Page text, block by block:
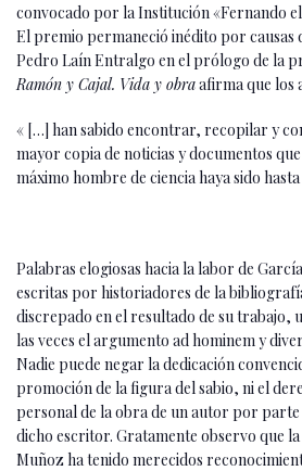
convocado por la Institución «Fernando
El premio permaneció inédito por causas
Pedro Laín Entralgo en el prólogo de la
Ramón y Cajal. Vida y obraafirma que los
« […] han sabido encontrar, recopilar y
mayor copia de noticias y documentos
máximo hombre de ciencia haya sido
Palabras elogiosas hacia la labor de
escritas por historiadores de la
discrepado en el resultado de su trabajo,
las veces el argumento ad hominem y
Nadie puede negar la dedicación
promoción de la figura del sabio, ni el
personal de la obra de un autor por
dicho escritor. Gratamente observo que
Muñoz ha tenido merecidos